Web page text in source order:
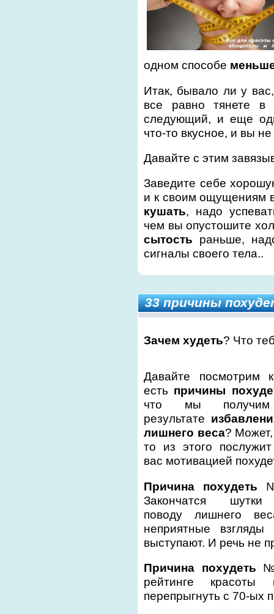
одном способе
Итак, бывало ли у
все равно тянете
следующий, и еще
что-то вкусное, и вы
Давайте с этим
Заведите себе
и к своим ощущениям
кушать, надо
чем вы опустошите
сытость раньше,
сигналы своего тела..
33 причины
Зачем худеть? Что
Давайте посмотрим
есть причины
что мы
результате
лишнего веса?
то из этого
вас мотивацией
Причина похудеть
Закончатся
поводу лишнего
неприятные
выступают. И речь не
Причина похудеть №
рейтинге красоты
перепрыгнуть с 70-ых